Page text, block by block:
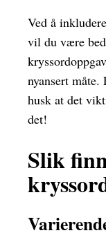
Ved å
vil du være
nyansert
husk at det
det!
Slik